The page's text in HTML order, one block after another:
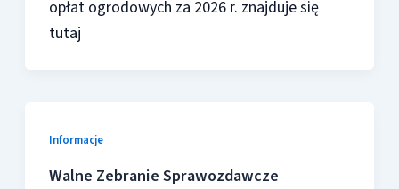
opłat ogrodowych za 2026 r. znajduje się
tutaj
Informacje
Walne Zebranie Sprawozdawcze